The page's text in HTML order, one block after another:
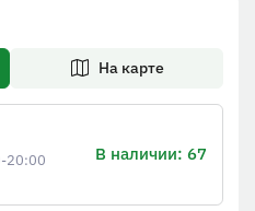
На карте
20:00
В наличии: 67